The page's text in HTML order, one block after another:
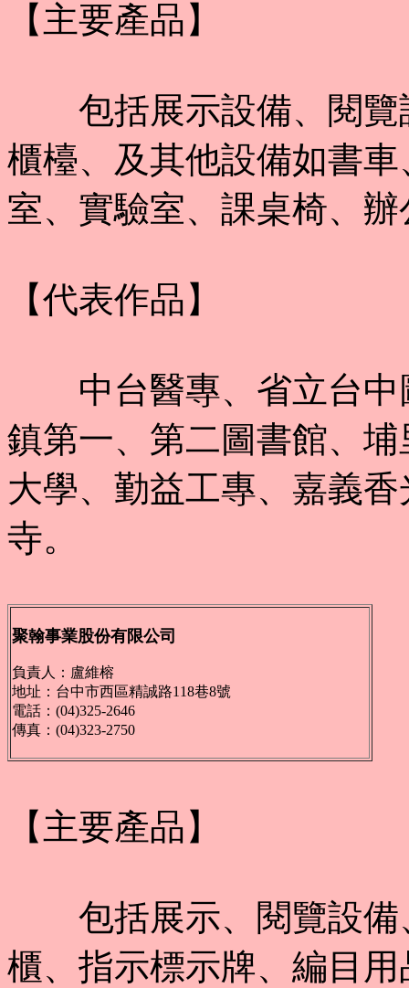
【主要產品】
包括展示設備、閱覽
櫃檯、及其他設備如書
室、實驗室、課桌椅、
【代表作品】
中台醫專、省立台中
鎮第一、第二圖書館、
大學、勤益工專、嘉義
寺。
聚翰事業股份有限公司
負責人：盧維榕
地址：台中市西區精誠路118巷8號
電話：(04)325-2646
傳真：(04)323-2750
【主要產品】
包括展示、閱覽設備
櫃、指示標示牌、編目